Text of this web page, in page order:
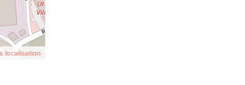
localisation